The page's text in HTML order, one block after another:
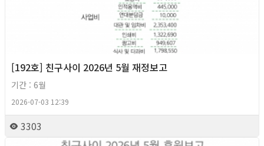
[192호] 친구사이 2026년 5월 재정보고
기간 : 6월
2026-07-03 12:39
3303